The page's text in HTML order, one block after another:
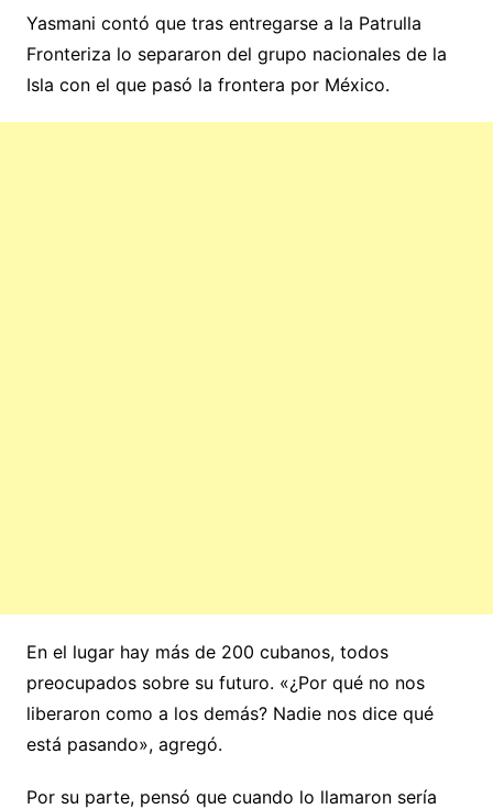
Yasmani contó que tras entregarse a la Patrulla
Fronteriza lo separaron del grupo nacionales de la
Isla con el que pasó la frontera por México.
En el lugar hay más de 200 cubanos, todos
preocupados sobre su futuro. «¿Por qué no nos
liberaron como a los demás? Nadie nos dice qué
está pasando», agregó.
Por su parte, pensó que cuando lo llamaron sería